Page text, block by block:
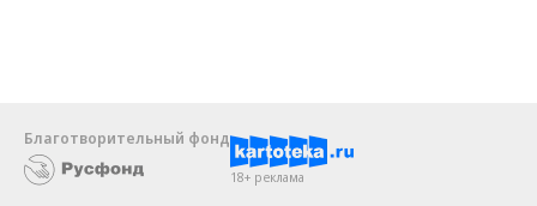
Благотворительный фонд
18+ реклама